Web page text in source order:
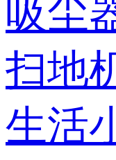
吸尘
扫地
生活